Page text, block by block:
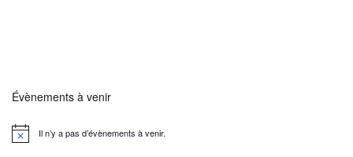
Évènements à venir
Il n’y a pas d’évènements à venir.